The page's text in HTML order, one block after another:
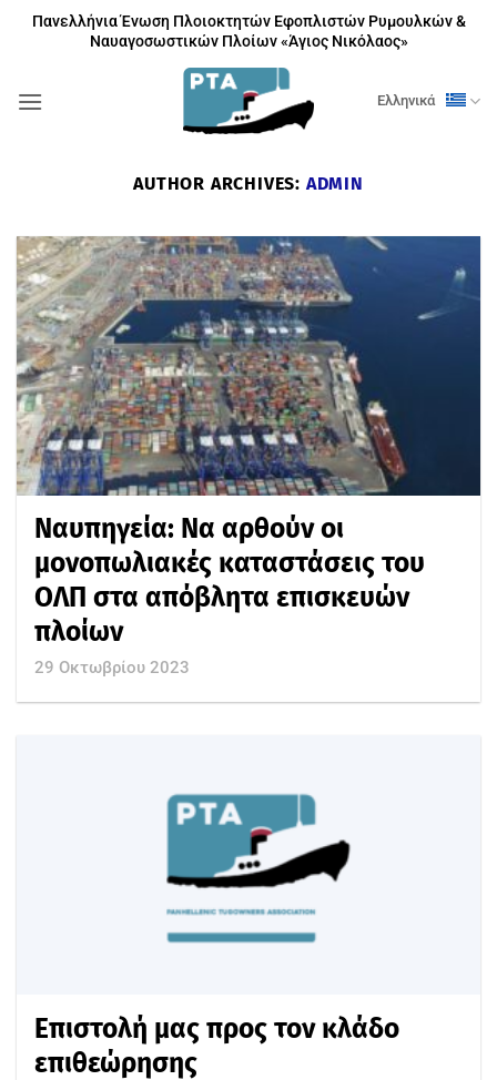
Μετάβαση
Πανελλήνια Ένωση Πλοιοκτητών Εφοπλιστών Ρυμουλκών &
Ναυαγοσωστικών Πλοίων «Άγιος Νικόλαος»
Ελληνικά
AUTHOR ARCHIVES: ADMIN
Ναυπηγεία: Να αρθούν οι
μονοπωλιακές καταστάσεις του
ΟΛΠ στα απόβλητα επισκευών
πλοίων
29 Οκτωβρίου 2023
Επιστολή μας προς τον κλάδο
επιθεώρησης